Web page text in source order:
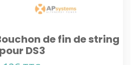
de fin de string
pour DS3